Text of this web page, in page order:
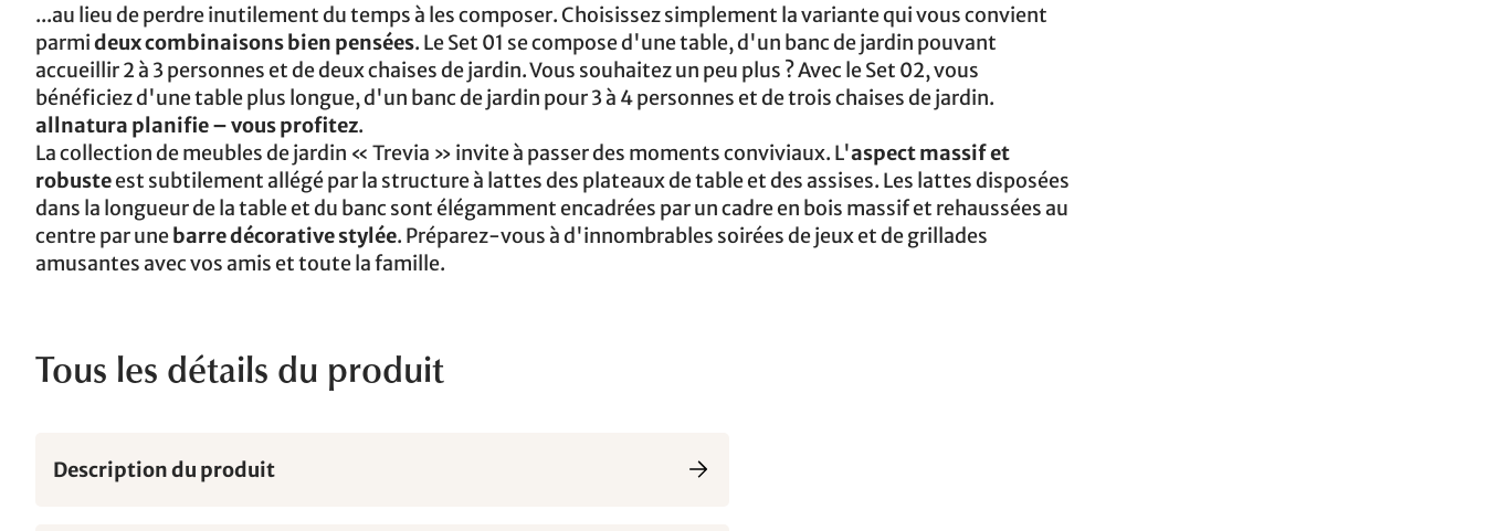
...au lieu de perdre inutilement du temps à les composer. Choisissez simplement la variante qui vous convient
parmideux combinaisons bien pensées. Le Set 01 se compose d'une table, d'un banc de jardin pouvant
accueillir 2 à 3 personnes et de deux chaises de jardin. Vous souhaitez un peu plus ? Avec le Set 02, vous
bénéficiez d'une table plus longue, d'un banc de jardin pour 3 à 4 personnes et de trois chaises de jardin.
allnatura planifie – vous profitez.
La collection de meubles de jardin « Trevia » invite à passer des moments conviviaux. L'aspect massif et
robusteest subtilement allégé par la structure à lattes des plateaux de table et des assises. Les lattes disposées
dans la longueur de la table et du banc sont élégamment encadrées par un cadre en bois massif et rehaussées au
centre par unebarre décorative stylée. Préparez-vous à d'innombrables soirées de jeux et de grillades
amusantes avec vos amis et toute la famille.
Tous les détails du produit
Description du produit